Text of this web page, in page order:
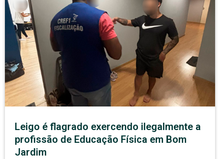
Leigo é flagrado exercendo ilegalmente a
profissão de Educação Física em Bom
Jardim